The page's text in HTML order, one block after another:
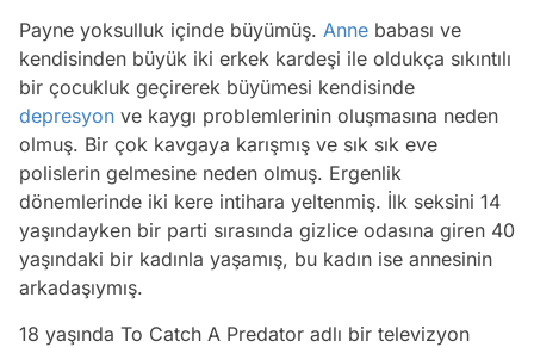
Payne yoksulluk içinde büyümüş. Anne babası ve
kendisinden büyük iki erkek kardeşi ile oldukça sıkıntılı
bir çocukluk geçirerek büyümesi kendisinde
depresyon ve kaygı problemlerinin oluşmasına neden
olmuş. Bir çok kavgaya karışmış ve sık sık eve
polislerin gelmesine neden olmuş. Ergenlik
dönemlerinde iki kere intihara yeltenmiş. İlk seksini 14
yaşındayken bir parti sırasında gizlice odasına giren 40
yaşındaki bir kadınla yaşamış, bu kadın ise annesinin
arkadaşıymış.
18 yaşında To Catch A Predator adlı bir televizyon